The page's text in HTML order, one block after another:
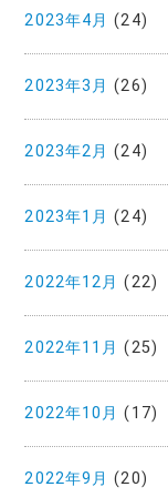
2023年4月 (24)
2023年3月 (26)
2023年2月 (24)
2023年1月 (24)
2022年12月 (22)
2022年11月 (25)
2022年10月 (17)
2022年9月 (20)